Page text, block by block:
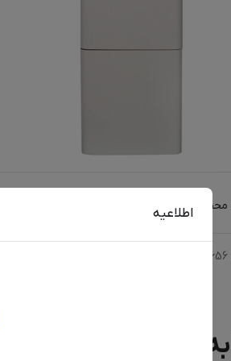
اطلاعیهنظرات کاربران